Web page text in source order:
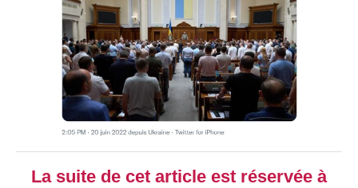
La suite de cet article est réservée à